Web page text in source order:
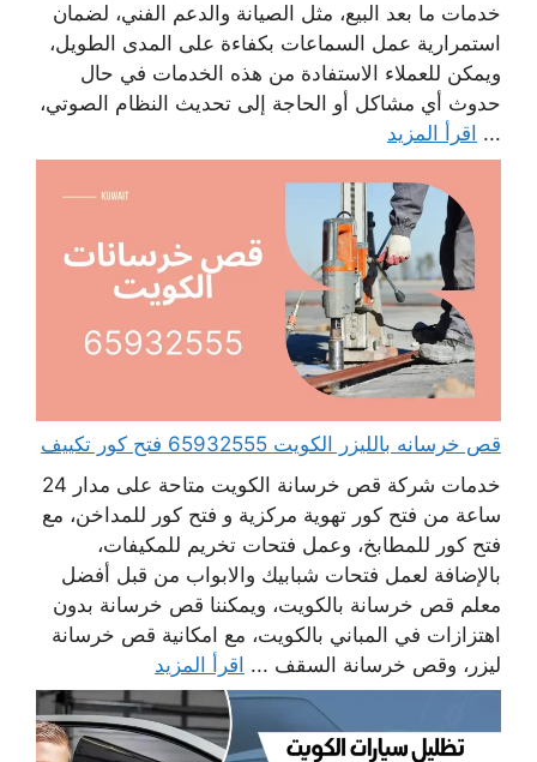
خدمات ما بعد البيع، مثل الصيانة والدعم الفني، لضمان
استمرارية عمل السماعات بكفاءة على المدى الطويل،
ويمكن للعملاء الاستفادة من هذه الخدمات في حال
حدوث أي مشاكل أو الحاجة إلى تحديث النظام الصوتي،
... اقرأ المزيد
قص خرسانه بالليزر الكويت 65932555 فتح كور تكييف
خدمات شركة قص خرسانة الكويت متاحة على مدار 24
ساعة من فتح كور تهوية مركزية و فتح كور للمداخن، مع
فتح كور للمطابخ، وعمل فتحات تخريم للمكيفات،
بالإضافة لعمل فتحات شبابيك والابواب من قبل أفضل
معلم قص خرسانة بالكويت، ويمكننا قص خرسانة بدون
اهتزازات في المباني بالكويت، مع امكانية قص خرسانة
ليزر، وقص خرسانة السقف ... اقرأ المزيد